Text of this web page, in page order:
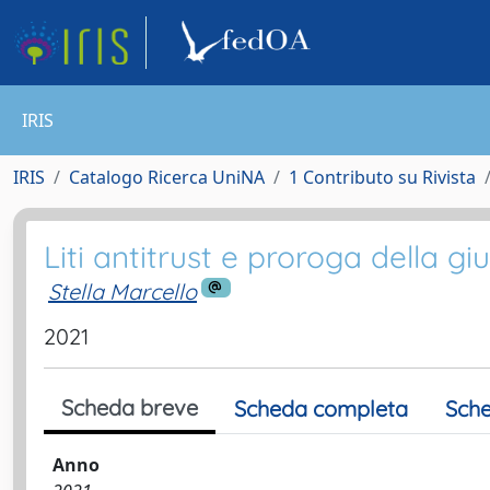
IRIS
IRIS Catalogo Ricerca UniNA 1 Contributo su Rivista
Liti antitrust e proroga della
Stella Marcello
2021
Scheda breve Scheda completa
Anno